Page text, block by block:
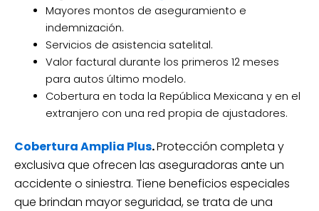
Mayores montos de aseguramiento e
indemnización.
Servicios de asistencia satelital.
Valor factural durante los primeros 12 meses
para autos último modelo.
Cobertura en toda la República Mexicana y en el
extranjero con una red propia de ajustadores.
Cobertura Amplia Plus.Protección completa y
exclusiva que ofrecen las aseguradoras ante un
accidente o siniestra. Tiene beneficios especiales
que brindan mayor seguridad, se trata de una